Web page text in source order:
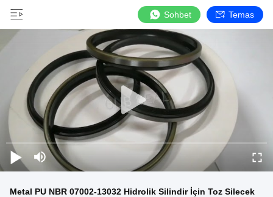
Sohbet Temas
Metal PU NBR 07002-13032 Hidrolik Silindir İçin Toz Silecek